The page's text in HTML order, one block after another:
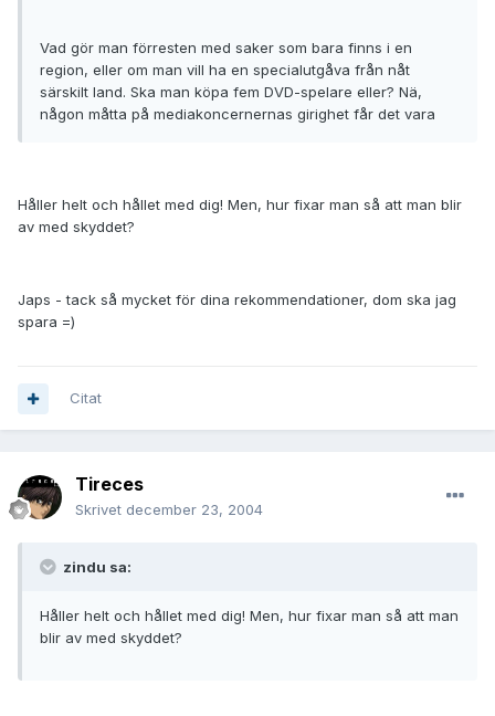
Vad gör man förresten med saker som bara finns i en
region, eller om man vill ha en specialutgåva från nåt
särskilt land. Ska man köpa fem DVD-spelare eller? Nä,
någon måtta på mediakoncernernas girighet får det vara
Håller helt och hållet med dig! Men, hur fixar man så att man blir
av med skyddet?
Japs - tack så mycket för dina rekommendationer, dom ska jag
spara =)
Citat
Tireces
Skrivet december 23, 2004
zindu sa:
Håller helt och hållet med dig! Men, hur fixar man så att man
blir av med skyddet?